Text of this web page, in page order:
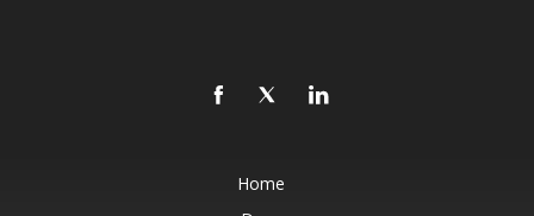
Home